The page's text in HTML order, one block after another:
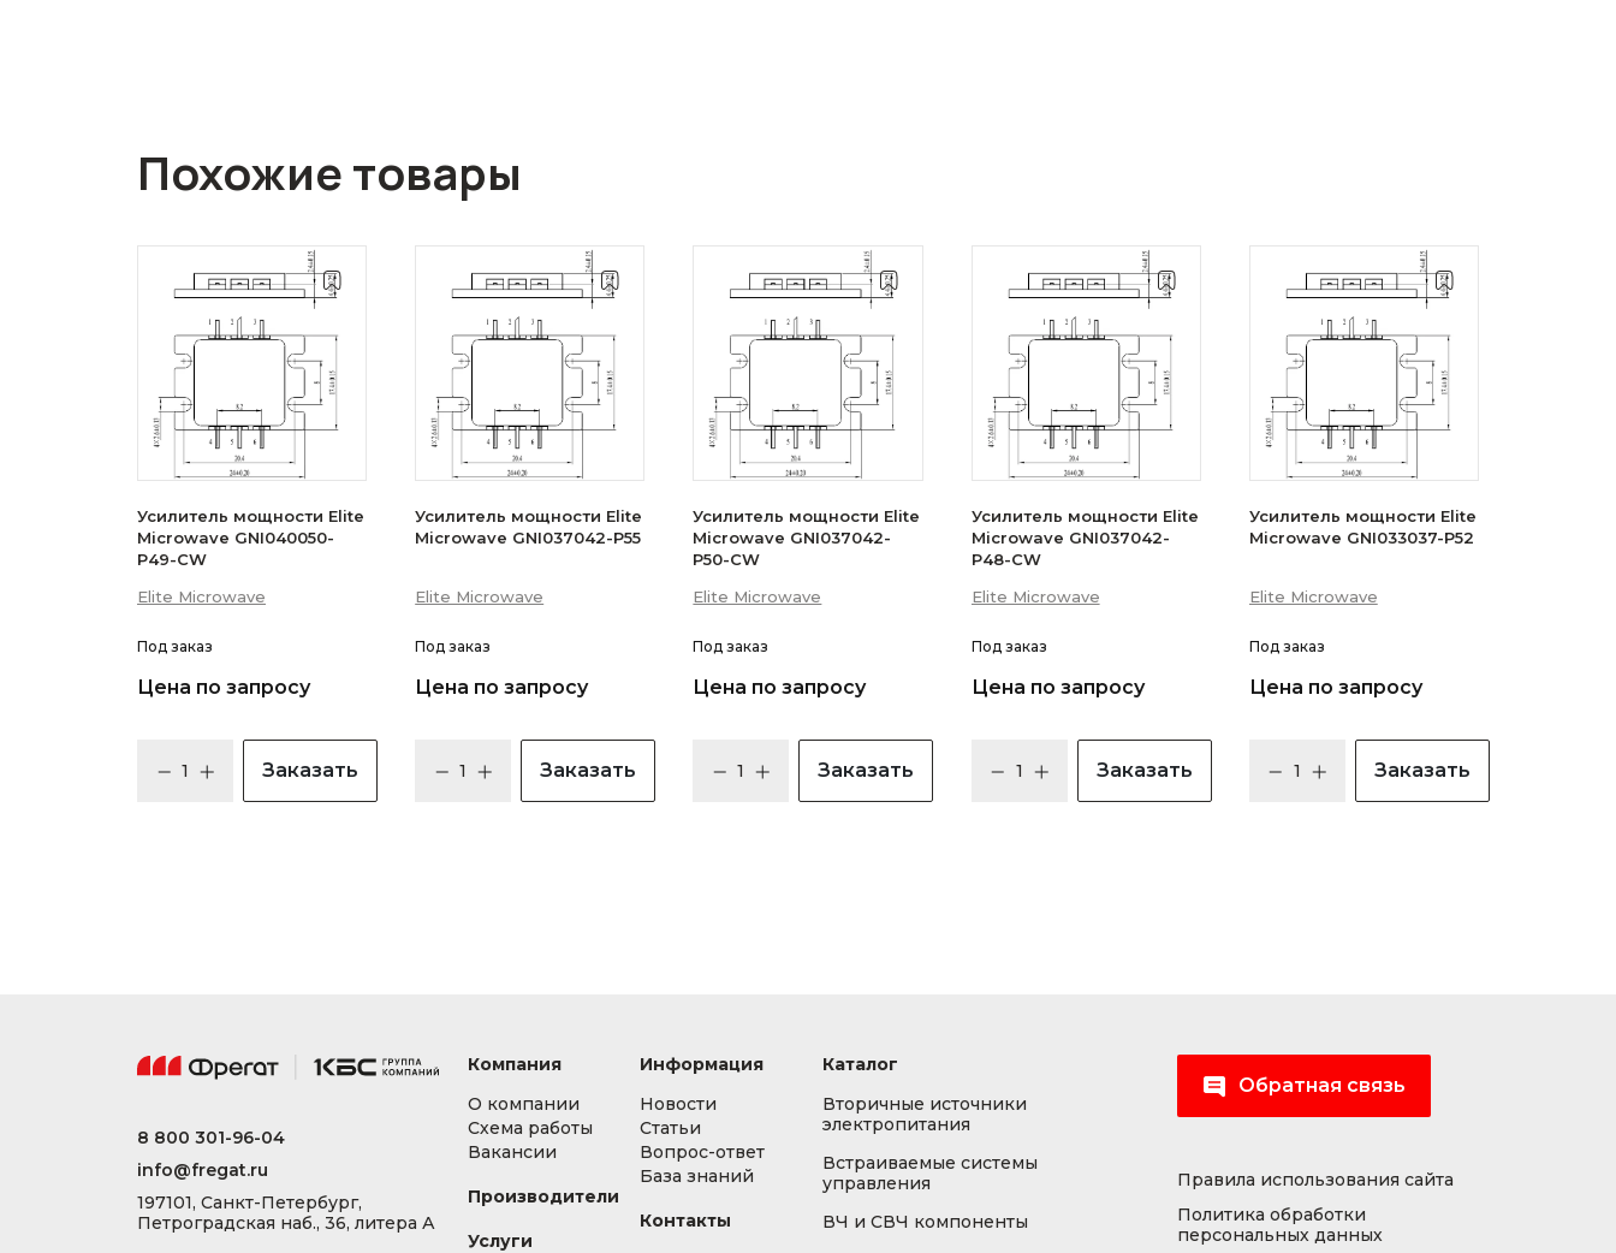
Похожие товары
Усилитель мощности Elite
Microwave GNI040050-
P49-CW
Elite Microwave
Под заказ
Цена по запросу
Заказать
Усилитель мощности Elite
Microwave GNI037042-P55
Elite Microwave
Под заказ
Цена по запросу
Заказать
Усилитель мощности Elite
Microwave GNI037042-
P50-CW
Elite Microwave
Под заказ
Цена по запросу
Заказать
Усилитель мощности Elite
Microwave GNI037042-
P48-CW
Elite Microwave
Под заказ
Цена по запросу
Заказать
Усилитель мощности Elite
Microwave GNI033037-P52
Elite Microwave
Под заказ
Цена по запросу
Заказать
8 800 301-96-04
info@fregat.ru
197101, Санкт-Петербург,
Петроградская наб., 36, литера А
Компания
О компании
Схема работы
Вакансии
Производители
Услуги
Информация
Новости
Статьи
Вопрос-ответ
База знаний
Контакты
Каталог
Вторичные источники
электропитания
Встраиваемые системы
управления
ВЧ и СВЧ компоненты
Обратная связь
Правила использования сайта
Политика обработки
персональных данных